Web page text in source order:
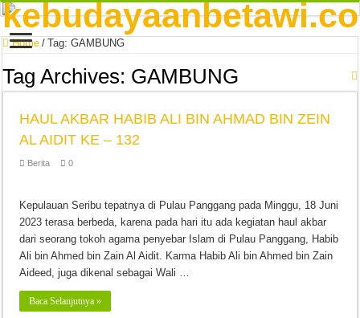
Home / Tag:GAMBUNG
Tag Archives: GAMBUNG
HAUL AKBAR HABIB ALI BIN AHMAD BIN ZEIN
AL AIDIT KE – 132
Berita 0
Kepulauan Seribu tepatnya di Pulau Panggang pada Minggu, 18 Juni
2023 terasa berbeda, karena pada hari itu ada kegiatan haul akbar
dari seorang tokoh agama penyebar Islam di Pulau Panggang, Habib
Ali bin Ahmed bin Zain Al Aidit. Karma Habib Ali bin Ahmed bin Zain
Aideed, juga dikenal sebagai Wali …
Baca Selanjutnya »